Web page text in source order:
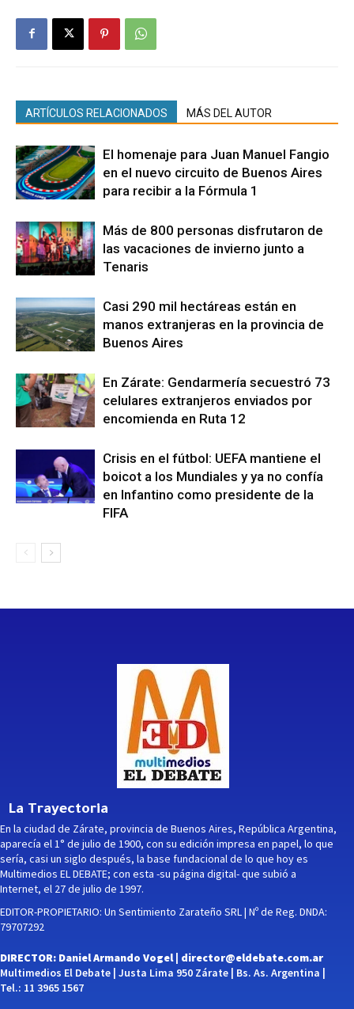
ARTÍCULOS RELACIONADOS MÁS DEL AUTOR
El homenaje para Juan Manuel Fangio
en el nuevo circuito de Buenos Aires
para recibir a la Fórmula 1
Más de 800 personas disfrutaron de
las vacaciones de invierno junto a
Tenaris
Casi 290 mil hectáreas están en
manos extranjeras en la provincia de
Buenos Aires
En Zárate: Gendarmería secuestró 73
celulares extranjeros enviados por
encomienda en Ruta 12
Crisis en el fútbol: UEFA mantiene el
boicot a los Mundiales y ya no confía
en Infantino como presidente de la
FIFA
La Trayectoria
En la ciudad de Zárate, provincia de Buenos Aires, República Argentina,
aparecía el 1° de julio de 1900, con su edición impresa en papel, lo que
sería, casi un siglo después, la base fundacional de lo que hoy es
Multimedios EL DEBATE; con esta -su página digital- que subió a
Internet, el 27 de julio de 1997.
EDITOR-PROPIETARIO: Un Sentimiento Zarateño SRL | Nº de Reg. DNDA:
79707292
DIRECTOR: Daniel Armando Vogel | director@eldebate.com.ar
Multimedios El Debate | Justa Lima 950 Zárate | Bs. As. Argentina |
Tel.: 11 3965 1567